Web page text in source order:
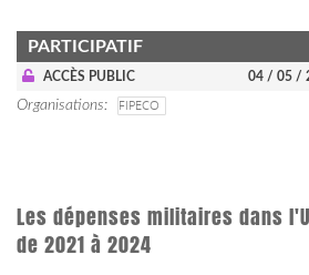
PARTICIPATIF
ACCÈS PUBLIC 04 / 05 /
Organisations FIPECO
Les dépenses militaires dans
de 2021 à 2024